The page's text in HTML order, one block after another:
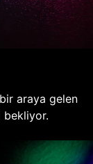
bir araya gelen
bekliyor.